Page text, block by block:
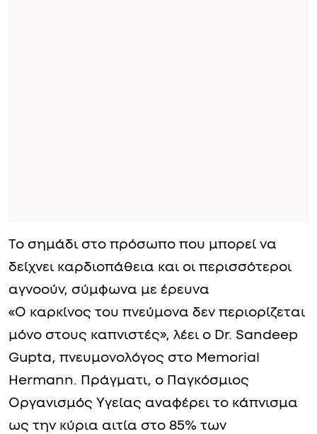
Το σημάδι στο πρόσωπο που μπορεί να
δείχνει καρδιοπάθεια και οι περισσότεροι
αγνοούν, σύμφωνα με έρευνα
«Ο καρκίνος του πνεύμονα δεν περιορίζεται
μόνο στους καπνιστές», λέει ο Dr. Sandeep
Gupta, πνευμονολόγος στο Memorial
Hermann. Πράγματι, ο Παγκόσμιος
Οργανισμός Υγείας αναφέρει το κάπνισμα
ως την κύρια αιτία στο 85% των